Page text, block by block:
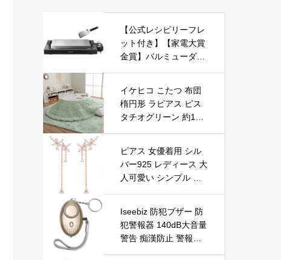
【公式レシピリーフレ
ット付き】【家電大賞
金賞】バルミューダ
DA The Plate Pro K10
A-BK
イケヒコ こたつ 布団
楕円形 ラピアス ピス
タチオグリーン 約185
ミニン #6842889
ピアス 女優着用 シル
バー925 レディース 大
人可愛い シンプル 人
日 記念日 ジュエリー
(Pink, Free)
Iseebiz 防犯ブザー 防
犯警報器 140dB大音量
警告 痴漢防止 警報ア